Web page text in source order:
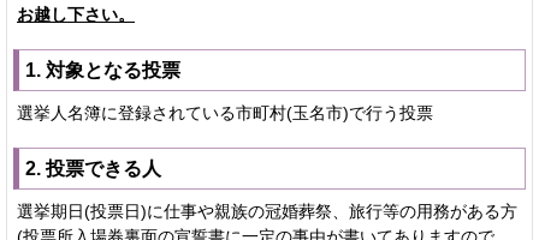
お越し下さい。
1. 対象となる投票
選挙人名簿に登録されている市町村(玉名市)で行う投票
2. 投票できる人
選挙期日(投票日)に仕事や親族の冠婚葬祭、旅行等の用務がある方